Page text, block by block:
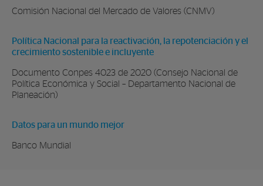
Comisión Nacional del Mercado de Valores (CNMV)
Política Nacional para la reactivación, la repotenciación y el
crecimiento sostenible e incluyente
Documento Conpes 4023 de 2020 (Consejo Nacional de
Política Económica y Social – Departamento Nacional de
Planeación)
Datos para un mundo mejor
Banco Mundial